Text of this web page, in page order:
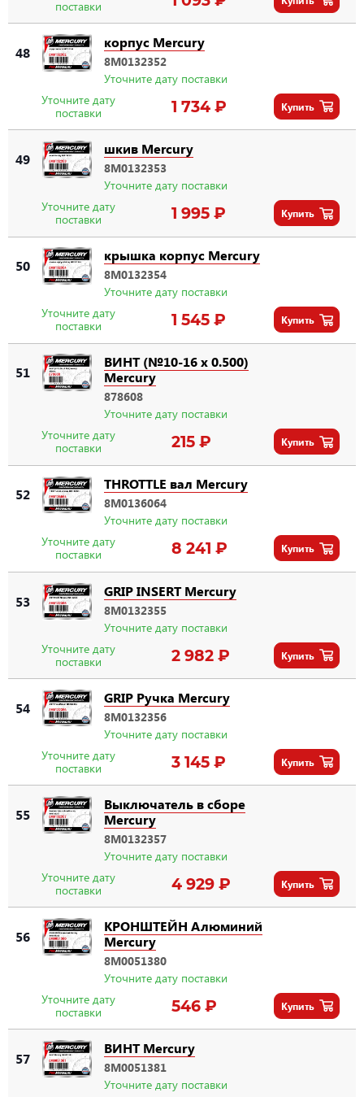
поставки
48
корпус Mercury
8M0132352
Уточните дату поставки
Уточните дату
поставки
1 734 ₽ Купить
49
шкив Mercury
8M0132353
Уточните дату поставки
Уточните дату
поставки
1 995 ₽ Купить
50
крышка корпус Mercury
8M0132354
Уточните дату поставки
Уточните дату
поставки
1 545 ₽ Купить
51
ВИНТ (№10-16 x 0.500)
Mercury
878608
Уточните дату поставки
Уточните дату
поставки
215 ₽ Купить
52
THROTTLE вал Mercury
8M0136064
Уточните дату поставки
Уточните дату
поставки
8 241 ₽ Купить
53
GRIP INSERT Mercury
8M0132355
Уточните дату поставки
Уточните дату
поставки
2 982 ₽ Купить
54
GRIP Ручка Mercury
8M0132356
Уточните дату поставки
Уточните дату
поставки
3 145 ₽ Купить
55
Выключатель в сборе
Mercury
8M0132357
Уточните дату поставки
Уточните дату
поставки
4 929 ₽ Купить
56
КРОНШТЕЙН Алюминий
Mercury
8M0051380
Уточните дату поставки
Уточните дату
поставки
546 ₽ Купить
57
ВИНТ Mercury
8M0051381
Уточните дату поставки